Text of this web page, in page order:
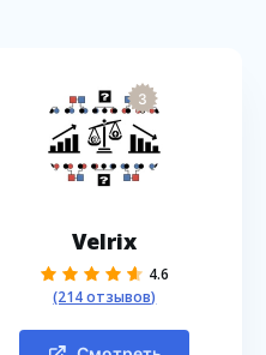
3
Velrix
4.6
(214 отзывов)